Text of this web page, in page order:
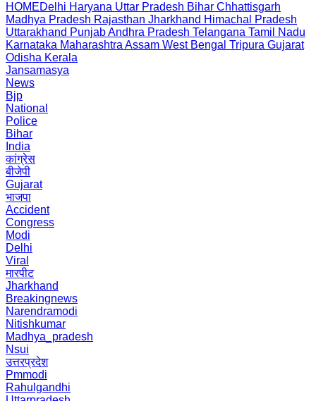
HOMEDelhi Haryana Uttar Pradesh Bihar Chhattisgarh
Madhya Pradesh Rajasthan Jharkhand Himachal Pradesh
Uttarakhand PunjabAndhra Pradesh Telangana Tamil Nadu
Karnataka Maharashtra Assam West Bengal Tripura Gujarat
Odisha Kerala
Jansamasya
News
Bjp
National
Police
Bihar
India
कांग्रेस
बीजेपी
Gujarat
भाजपा
Accident
Congress
Modi
Delhi
Viral
मारपीट
Jharkhand
Breakingnews
Narendramodi
Nitishkumar
Madhya_pradesh
Nsui
उत्तरप्रदेश
Pmmodi
Rahulgandhi